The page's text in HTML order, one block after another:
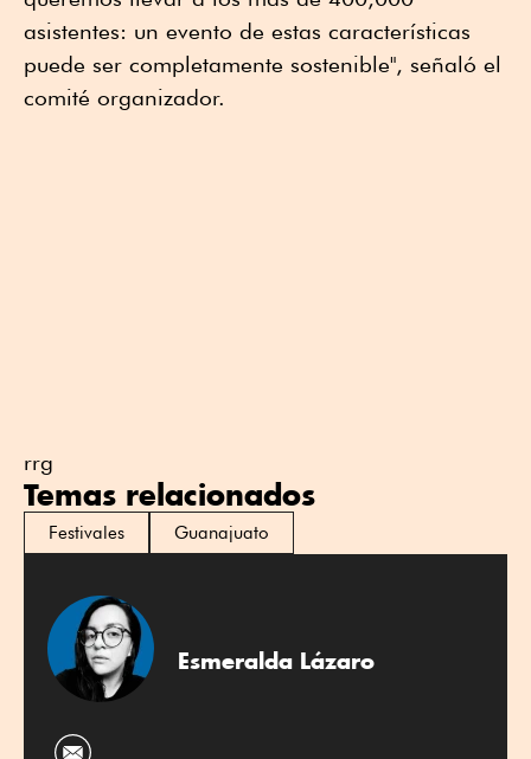
asistentes: un evento de estas características
puede ser completamente sostenible", señaló el
comité organizador.
rrg
Temas relacionados
Festivales Guanajuato
Esmeralda Lázaro